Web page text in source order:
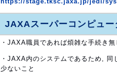
JAXAスーパーコンピュ
・JAXA職員であれば煩雑な手続き
・JAXA内のシステムであるため,
少ないこと